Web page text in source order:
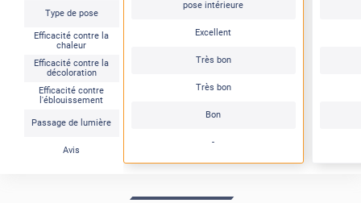
Type de pose
Efficacité contre la
chaleur
Efficacité contre la
décoloration
Efficacité contre
l'éblouissement
Passage de lumière
Avis
pose intérieure
Excellent
Très bon
Très bon
Bon
-